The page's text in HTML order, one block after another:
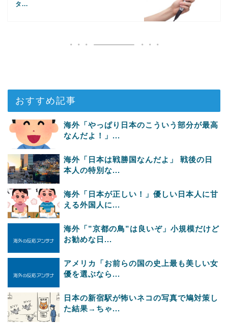
タ...
おすすめ記事
海外「やっぱり日本のこういう部分が最高
なんだよ！」...
海外「日本は戦勝国なんだよ」 戦後の日
本人の特別な...
海外「日本が正しい！」優しい日本人に甘
える外国人に...
海外「”京都の鳥”は良いぞ」小規模だけど
お勧めな日...
アメリカ「お前らの国の史上最も美しい女
優を選ぶなら...
日本の新宿駅が怖いネコの写真で鳩対策し
た結果→ちゃ...